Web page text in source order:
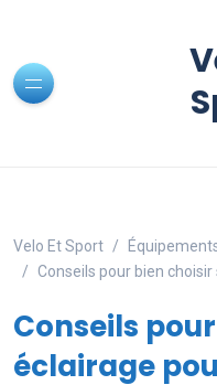
Velo Et Sport
Conseils pour bien
Conseils
éclairage